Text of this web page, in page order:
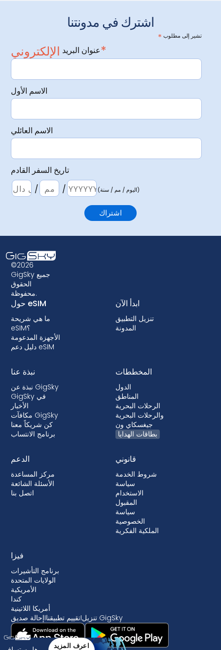
اشترك في مدونتنا
* تشير إلى مطلوب
عنوان البريدالإلكتروني*
الاسم الأول
الاسم العائلي
تاريخ السفر القادم
/
/ (اليوم / مم / سنة)
©2026
GigSky جميع
الحقوق
محفوظة.
حول eSIM
ما هي شريحة
eSIM؟
الأجهزة المدعومة
دليل دعم eSIM
ابدأ الآن
تنزيل التطبيق
المدونة
نبذة عنا
نبذة عن GigSky
GigSky في
الأخبار
مكافآت GigSky
كن شريكاً معنا
برنامج الانتساب
المخططات
الدول
المناطق
الرحلات البحرية
والرحلات البحرية
جيغسكاي ون
بطاقات الهدايا
الدعم
مركز المساعدة
الأسئلة الشائعة
اتصل بنا
قانوني
شروط الخدمة
سياسة
الاستخدام
المقبول
سياسة
الخصوصية
الملكية الفكرية
فيزا
برنامج التأشيرات
الولايات المتحدة
الأمريكية
كندا
أمريكا اللاتينية
إحالة صديقIتقييم تطبيقناI تنزيل GigSky
اعرف المزيد